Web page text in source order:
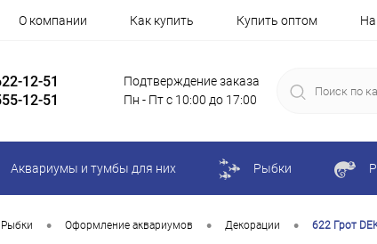
О компании Как купить Купить оптом
12-51
12-51
Подтверждение заказа
Пн - Пт с 10:00 до 17:00
Аквариумы и тумбы для них Рыбки
Рыбки • Оформление аквариумов • Декорации • 622 Грот